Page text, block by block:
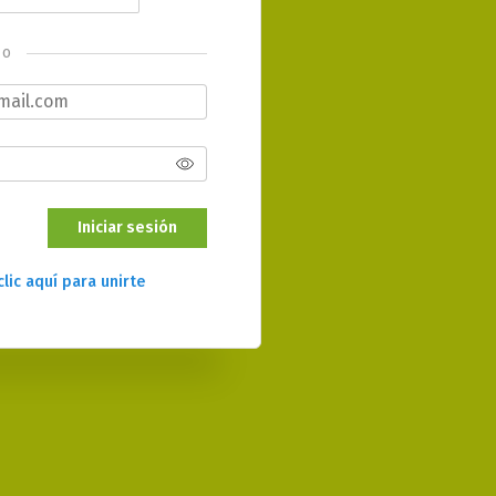
o
Iniciar sesión
aquí para unirte